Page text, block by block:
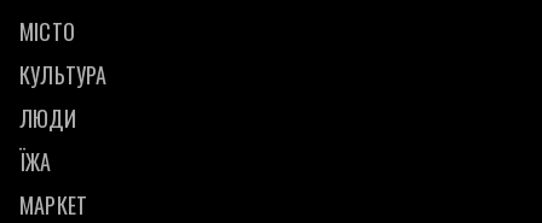
МІСТО
КУЛЬТУРА
ЛЮДИ
ЇЖА
МАРКЕТ